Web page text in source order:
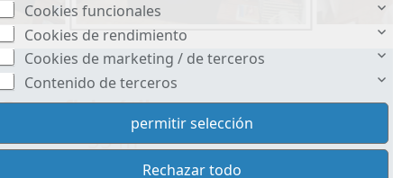
Superficie útil aprox.:
55 m²
Cookies funcionales
Cookies de rendimiento
Cookies de marketing / de terceros
Contenido de terceros